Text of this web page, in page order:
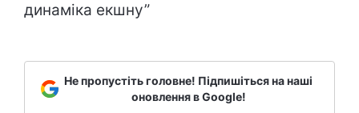
динаміка екшну”
Не пропустіть головне! Підпишіться на наші
оновлення в Google!